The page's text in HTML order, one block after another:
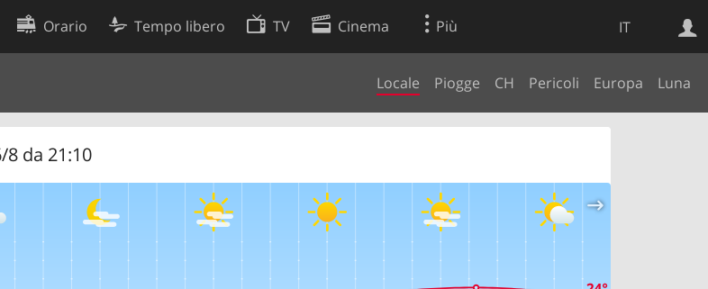
IT
Orario Tempo libero TV Cinema Più
Locale Piogge CH Pericoli Europa Luna
8 da 21:10
Ricerca Web
Preferenze cookie